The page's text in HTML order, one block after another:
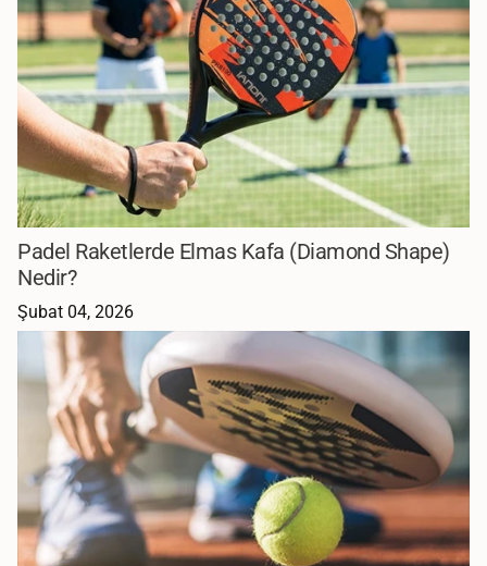
Padel Raketlerde Elmas Kafa (Diamond Shape)
Nedir?
Şubat 04, 2026